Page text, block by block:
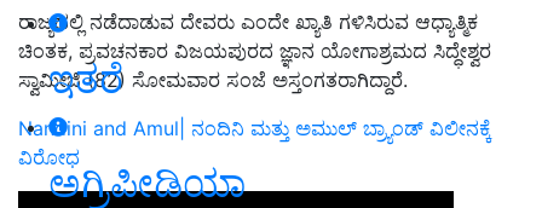
ಇತರೆ
ಅಗ್ರಿಪೀಡಿಯಾ
ರಾಜ್ಯದಲ್ಲಿ ನಡೆದಾಡುವ ದೇವರು ಎಂದೇ ಖ್ಯಾತಿ ಗಳಿಸಿರುವ ಆಧ್ಯಾತ್ಮಿಕ
ಚಿಂತಕ, ಪ್ರವಚನಕಾರ ವಿಜಯಪುರದ ಜ್ಞಾನ ಯೋಗಾಶ್ರಮದ ಸಿದ್ಧೇಶ್ವರ
ಸ್ವಾಮೀಜಿ (82) ಸೋಮವಾರ ಸಂಜೆ ಅಸ್ತಂಗತರಾಗಿದ್ದಾರೆ.
Nandini and Amul| ನಂದಿನಿ ಮತ್ತು ಅಮುಲ್‌ ಬ್ರ್ಯಾಂಡ್‌ ವಿಲೀನಕ್ಕೆ
ವಿರೋಧ